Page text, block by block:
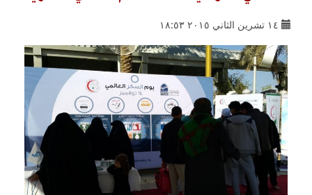
١٤ تشرين الثاني ٢٠١٥ ١٨:٥٣